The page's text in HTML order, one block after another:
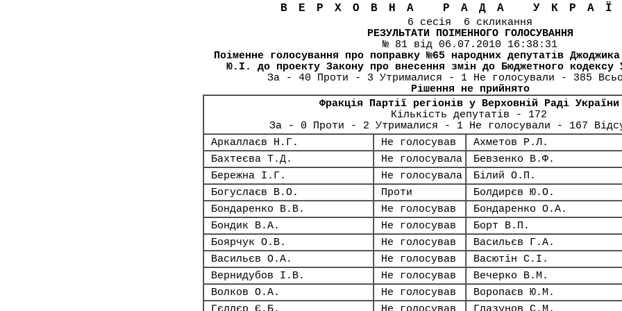
ВЕРХОВНА РАДА
6 сесія 6 скликання
РЕЗУЛЬТАТИ ПОІМЕННОГО ГОЛОСУВАННЯ
№ 81 від 06.07.2010 16:38:31
Поіменне голосування про поправку №65 народних депутатів
Ю.І. до проекту Закону про внесення змін до Бюджетного кодексу
За - 40 Проти - 3 Утрималися - 1 Не голосували - 385
Рішення не прийнято
Фракція Партії регіонів у Верховній Раді України
Кількість депутатів - 172
За - 0 Проти - 2 Утрималися - 1 Не голосували - 167
Аркаллаєв Н.Г.
Не голосував
Ахметов Р.Л.
Бахтеєва Т.Д.
Не голосувала
Бевзенко В.Ф.
Бережна І.Г.
Не голосувала
Білий О.П.
Богуслаєв В.О.
Проти
Болдирєв Ю.О.
Бондаренко В.В.
Не голосував
Бондаренко О.А.
Бондик В.А.
Не голосував
Борт В.П.
Боярчук О.В.
Не голосував
Васильєв Г.А.
Васильєв О.А.
Не голосував
Васютін С.І.
Вернидубов І.В.
Не голосував
Вечерко В.М.
Волков О.А.
Не голосував
Воропаєв Ю.М.